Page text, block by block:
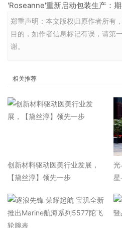
'Roseanne'重新启动包装生产：期
郑重声明：本文版权归原作者所有
目的，如作者信息标记有误，请第
谢。
相关推荐
​创新材料驱动医美行业发展，
【黛丝淳】领先一步
光
星